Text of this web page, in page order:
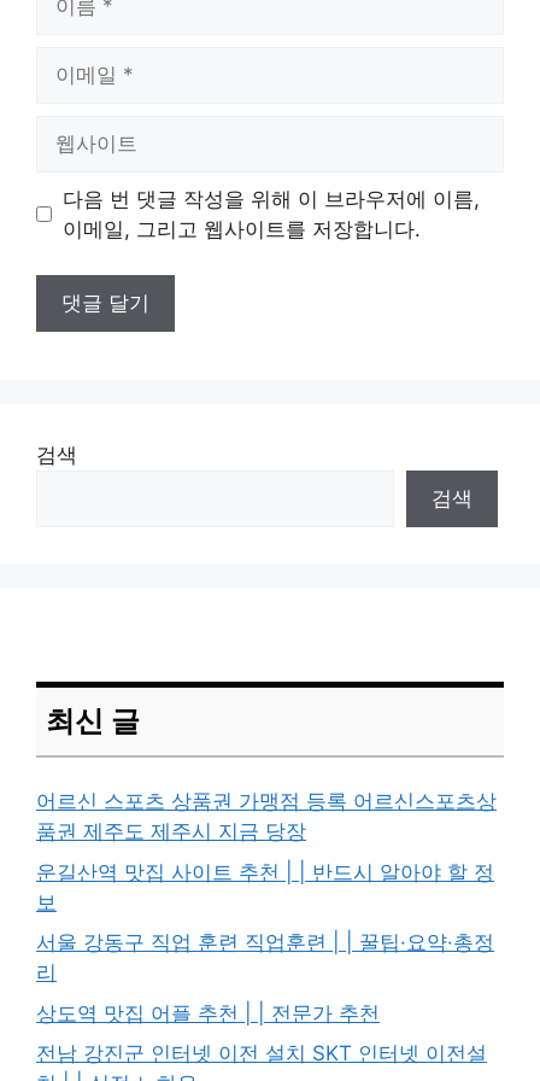
트
다음 번 댓글 작성을 위해 이 브라우저에 이름,
이메일, 그리고 웹사이트를 저장합니다.
검색
검색
최신 글
어르신 스포츠 상품권 가맹점 등록 어르신스포츠상
품권 제주도 제주시 지금 당장
운길산역 맛집 사이트 추천 | | 반드시 알아야 할 정
보
서울 강동구 직업 훈련 직업훈련 | | 꿀팁·요약·총정
리
상도역 맛집 어플 추천 | | 전문가 추천
전남 강진군 인터넷 이전 설치 SKT 인터넷 이전설